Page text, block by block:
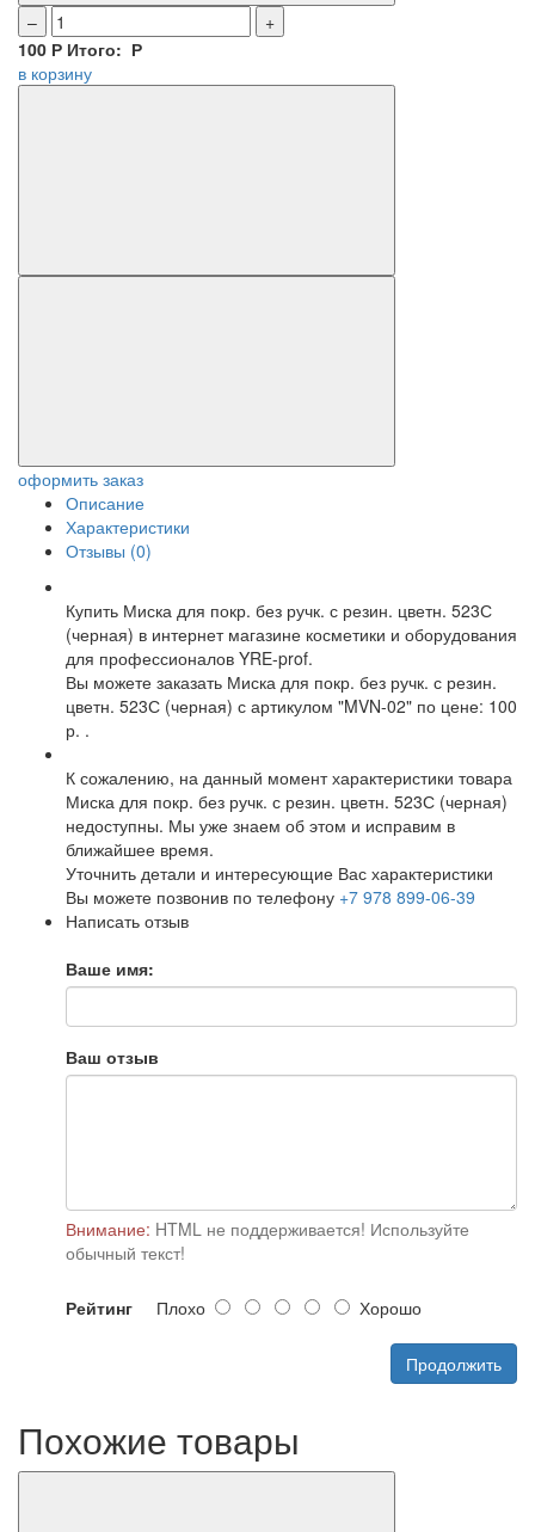
–
+
100 Р Итого: Р
в корзину
оформить заказ
Описание
Характеристики
Отзывы (0)
Купить Миска для покр. без ручк. с резин. цветн. 523С
(черная) в интернет магазине косметики и оборудования
для профессионалов YRE-prof.
Вы можете заказать Миска для покр. без ручк. с резин.
цветн. 523С (черная) с артикулом "MVN-02" по цене: 100
р. .
К сожалению, на данный момент характеристики товара
Миска для покр. без ручк. с резин. цветн. 523С (черная)
недоступны. Мы уже знаем об этом и исправим в
ближайшее время.
Уточнить детали и интересующие Вас характеристики
Вы можете позвонив по телефону +7 978 899-06-39
Написать отзыв
Ваше имя:
Ваш отзыв
Внимание: HTML не поддерживается! Используйте
обычный текст!
Рейтинг Плохо Хорошо
Продолжить
Похожие товары